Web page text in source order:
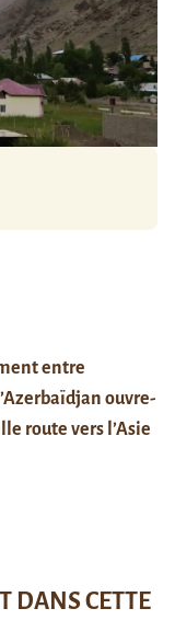
entre
ouvre-
route vers l’Asie
DANS CETTE